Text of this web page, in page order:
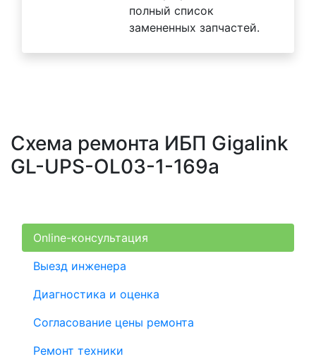
полный список
замененных запчастей.
Схема ремонта ИБП Gigalink
GL-UPS-OL03-1-169a
Online-консультация
Выезд инженера
Диагностика и оценка
Согласование цены ремонта
Ремонт техники